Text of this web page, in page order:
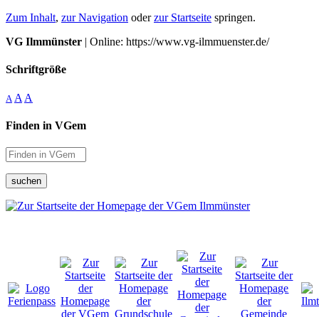
Zum Inhalt, zur Navigation oderzur Startseite springen.
VG Ilmmünster | Online: https://www.vg-ilmmuenster.de/
Schriftgröße
A A A
Finden in VGem
suchen